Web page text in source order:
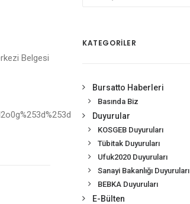
Belgesi
KATEGORİLER
Bursatto Haberleri
Basında Biz
Duyurular
KOSGEB Duyuruları
Tübitak Duyuruları
Ufuk2020 Duyuruları
Sanayi Bakanlığı Duyuruları
BEBKA Duyuruları
E-Bülten